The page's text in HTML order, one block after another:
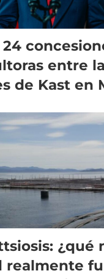
entre
de Kast en
¿qué
realmente